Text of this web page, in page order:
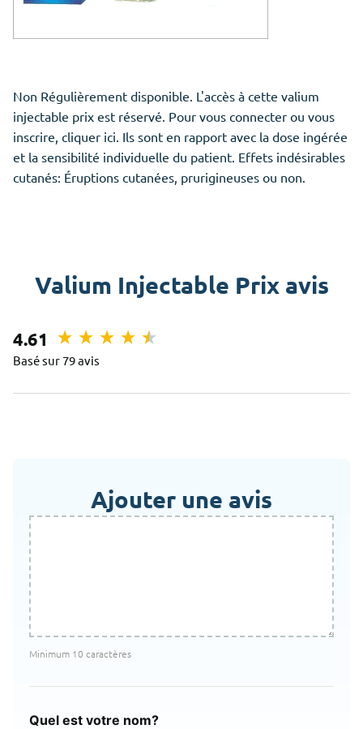
Non Régulièrement disponible. L'accès à cette valium
injectable prix est réservé. Pour vous connecter ou vous
inscrire, cliquer ici. Ils sont en rapport avec la dose ingérée
et la sensibilité individuelle du patient. Effets indésirables
cutanés: Éruptions cutanées, prurigineuses ou non.
Valium Injectable Prix avis
4.61
Basé sur 79 avis
Ajouter une avis
Minimum 10 caractères
Quel est votre nom?